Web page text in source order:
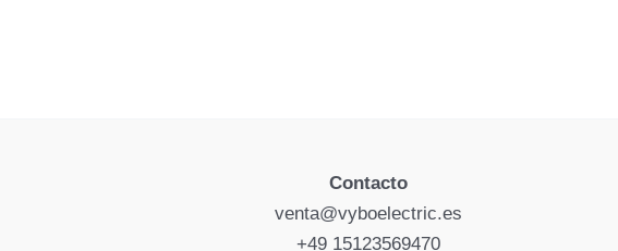
Contacto
venta@vyboelectric.es
+49 15123569470